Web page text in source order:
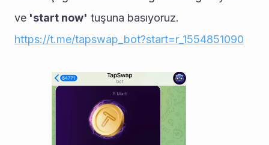
ve 'start now' tuşuna basıyoruz.
https://t.me/tapswap_bot?start=r_1554851090